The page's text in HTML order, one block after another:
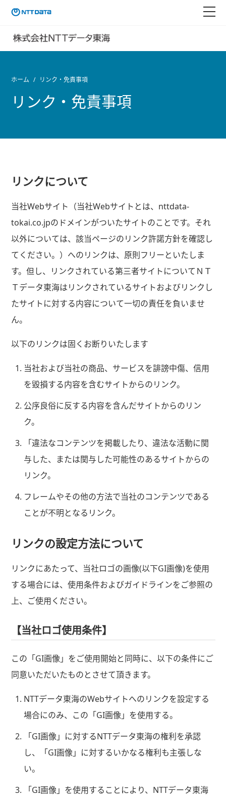
ホーム リンク・免責事項
リンク・免責事項
リンクについて
当社Webサイト（当社Webサイトとは、nttdata-
tokai.co.jpのドメインがついたサイトのことです。それ
以外については、該当ページのリンク許諾方針を確認し
てください。）へのリンクは、原則フリーといたしま
す。但し、リンクされている第三者サイトについてＮＴ
Ｔデータ東海はリンクされているサイトおよびリンクし
たサイトに対する内容について一切の責任を負いませ
ん。
以下のリンクは固くお断りいたします
当社および当社の商品、サービスを誹謗中傷、信用
を毀損する内容を含むサイトからのリンク。
公序良俗に反する内容を含んだサイトからのリン
ク。
「違法なコンテンツを掲載したり、違法な活動に関
与した、または関与した可能性のあるサイトからの
リンク。
フレームやその他の方法で当社のコンテンツである
ことが不明となるリンク。
リンクの設定方法について
リンクにあたって、当社ロゴの画像(以下GI画像)を使用
する場合には、使用条件およびガイドラインをご参照の
上、ご使用ください。
【当社ロゴ使用条件】
この「GI画像」をご使用開始と同時に、以下の条件にご
同意いただいたものとさせて頂きます。
NTTデータ東海のWebサイトへのリンクを設定する
場合にのみ、この「GI画像」を使用する。
「GI画像」に対するNTTデータ東海の権利を承認
し、「GI画像」に対するいかなる権利も主張しな
い。
「GI画像」を使用することにより、NTTデータ東海